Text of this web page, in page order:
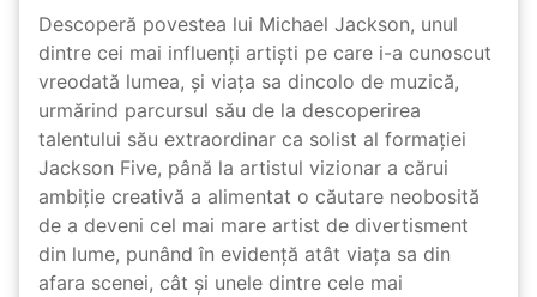
Descoperă povestea lui Michael Jackson, unul
dintre cei mai influenți artiști pe care i-a cunoscut
vreodată lumea, și viața sa dincolo de muzică,
urmărind parcursul său de la descoperirea
talentului său extraordinar ca solist al formației
Jackson Five, până la artistul vizionar a cărui
ambiție creativă a alimentat o căutare neobosită
de a deveni cel mai mare artist de divertisment
din lume, punând în evidență atât viața sa din
afara scenei, cât și unele dintre cele mai